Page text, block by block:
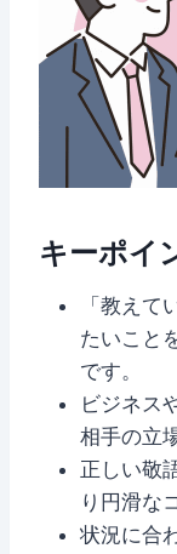
キーポイ
「教えて
たいこと
です。
ビジネス
相手の立
正しい敬
り円滑な
状況に合